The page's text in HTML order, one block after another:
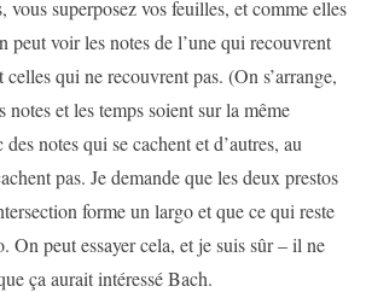
vous superposez vos feuilles, et comme elles
peut voir les notes de l’une qui recouvrent
celles qui ne recouvrent pas. (On s’arrange,
notes et les temps soient sur la même
notes qui se cachent et d’autres, au
pas. Je demande que les deux prestos
forme un largo et que ce qui reste
On peut essayer cela, et je suis sûr – il ne
ça aurait intéressé Bach.